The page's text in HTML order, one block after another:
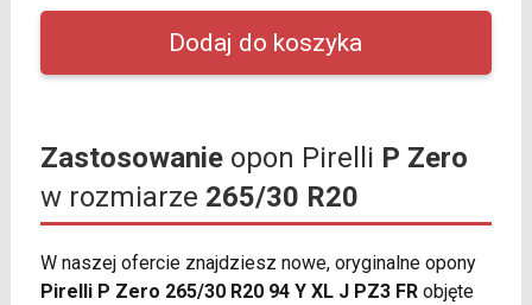
Zastosowanieopon Pirelli P Zero
w rozmiarze 265/30 R20
W naszej ofercie znajdziesz nowe, oryginalne opony
Pirelli P Zero 265/30 R20 94 Y XL J PZ3 FRobjęte